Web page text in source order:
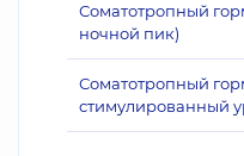
Соматотропный
ночной пик)
Соматотропный
стимулированный